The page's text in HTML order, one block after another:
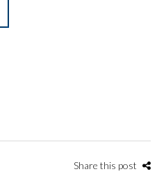
Share this post